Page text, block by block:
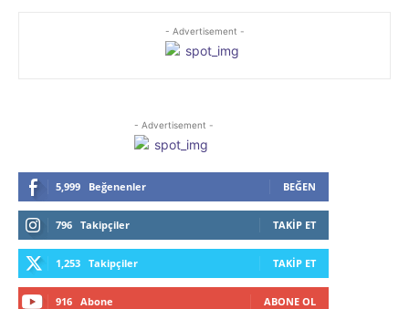
- Advertisement -
- Advertisement -
5,999 Beğenenler BEĞEN
796 Takipçiler TAKIP ET
1,253 Takipçiler TAKIP ET
916 Abone ABONE OL